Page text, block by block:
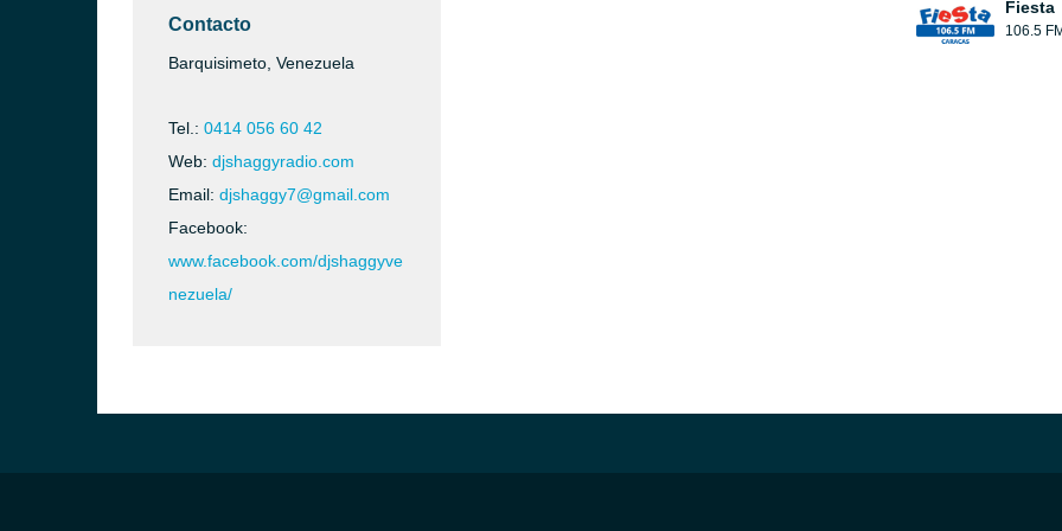
Contacto
Barquisimeto, Venezuela
Tel.: 0414 056 60 42
Web: djshaggyradio.com
Email: djshaggy7@gmail.com
Facebook:
www.facebook.com/djshaggyve
nezuela/
Fiesta
106.5